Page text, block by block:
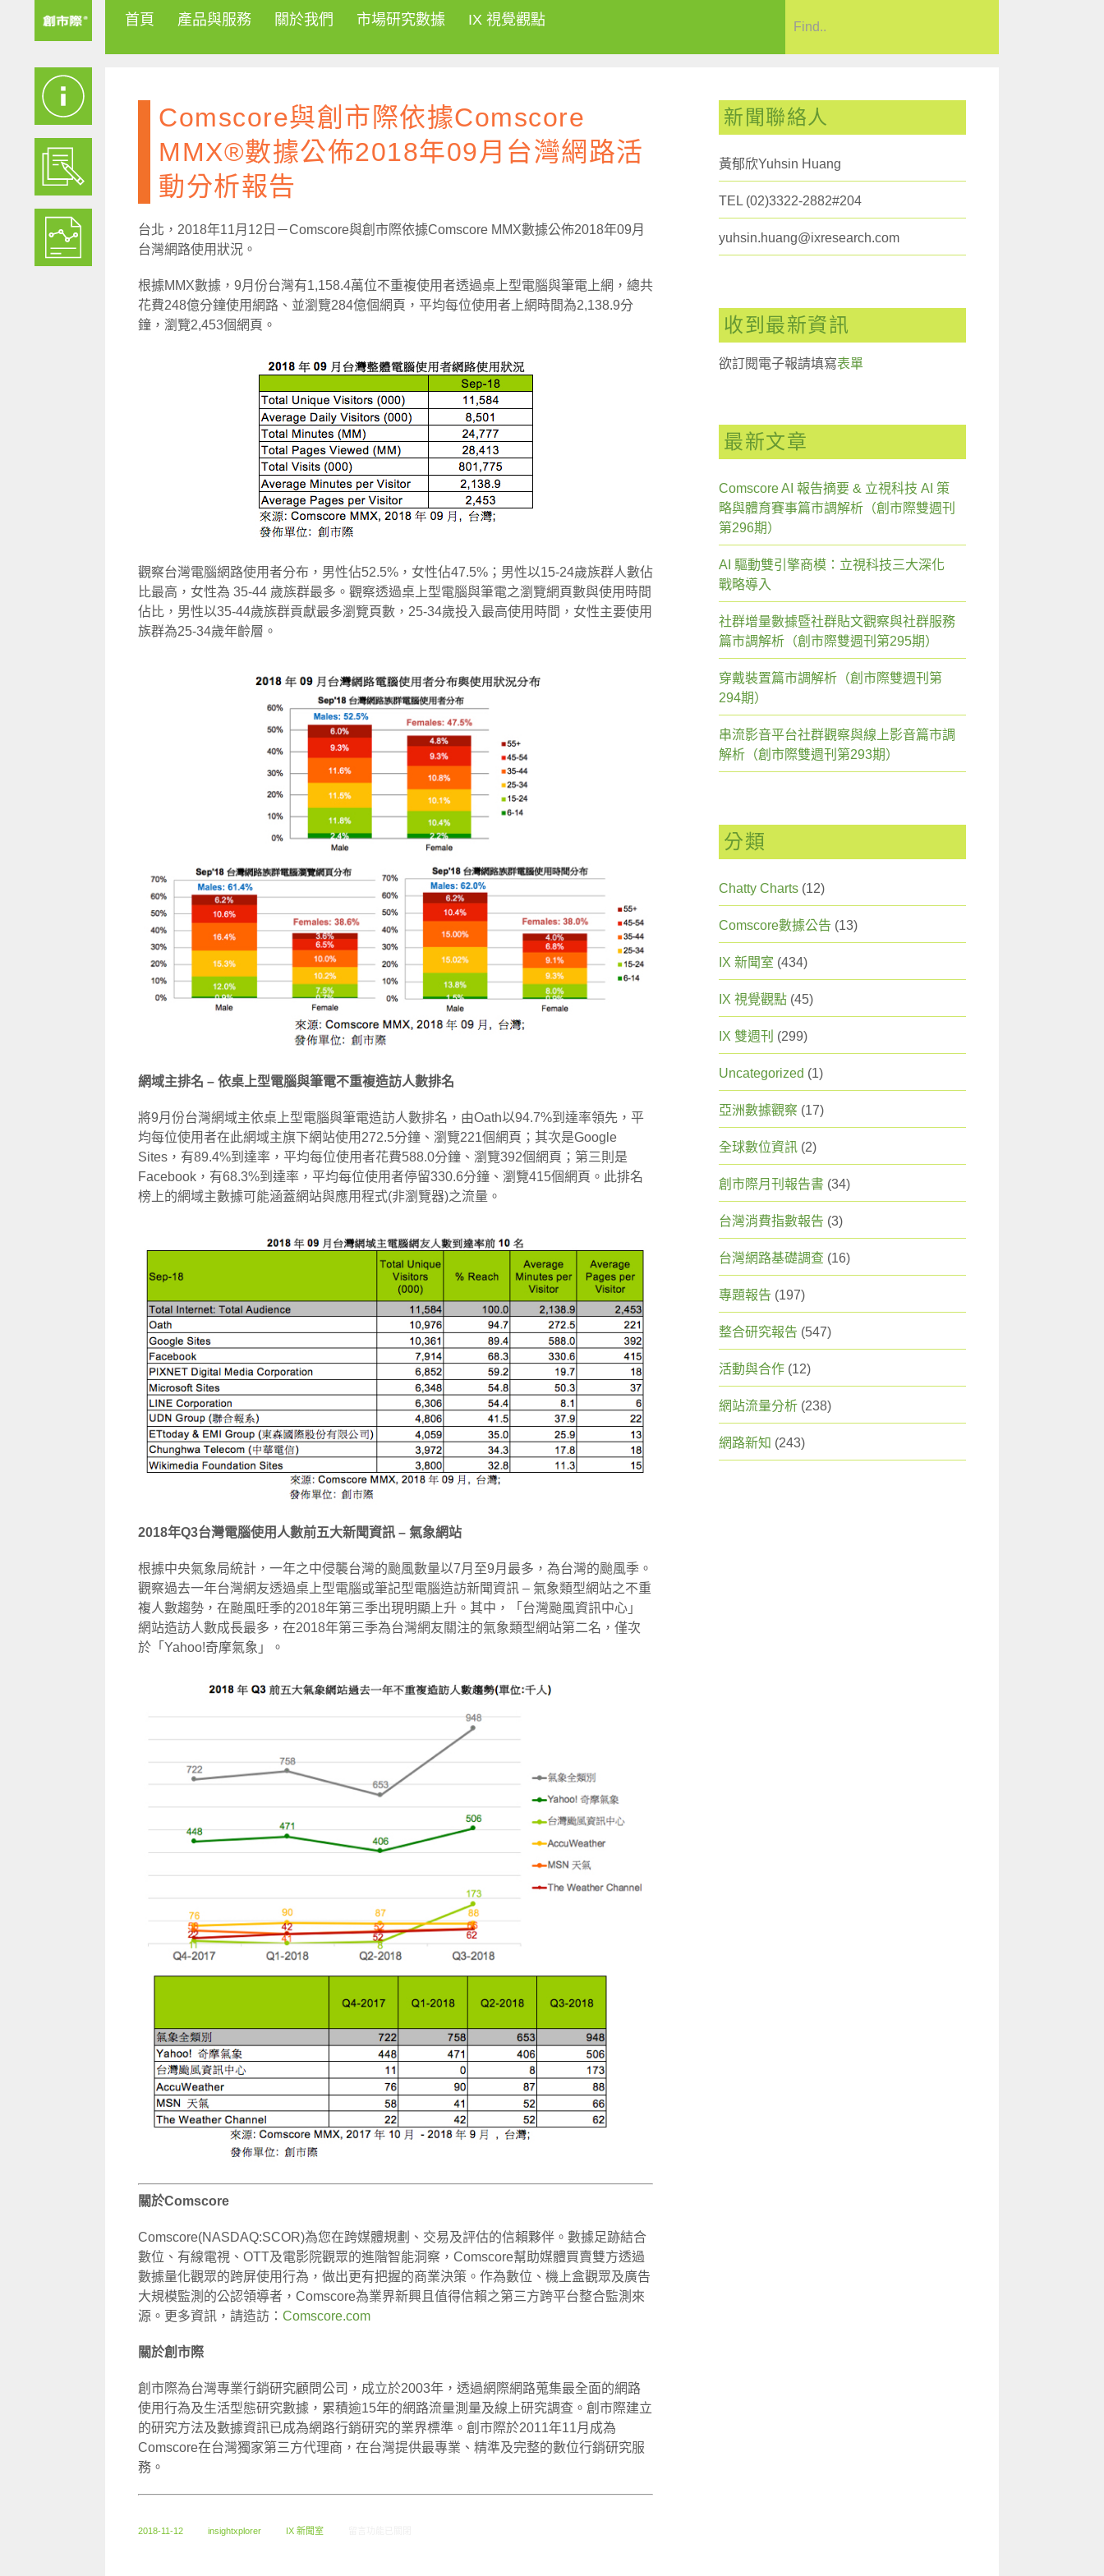
首頁 產品與服務 關於我們 市場研究數據 IX 視覺觀點
Comscore與創市際依據Comscore
MMX®數據公佈2018年09月台灣網路活
動分析報告
台北，2018年11月12日－Comscore與創市際依據Comscore MMX數據公佈2018年09月
台灣網路使用狀況。
根據MMX數據，9月份台灣有1,158.4萬位不重複使用者透過桌上型電腦與筆電上網，總共
花費248億分鐘使用網路、並瀏覽284億個網頁，平均每位使用者上網時間為2,138.9分
鐘，瀏覽2,453個網頁。
觀察台灣電腦網路使用者分布，男性佔52.5%，女性佔47.5%；男性以15-24歲族群人數佔
比最高，女性為 35-44 歲族群最多。觀察透過桌上型電腦與筆電之瀏覽網頁數與使用時間
佔比，男性以35-44歲族群貢獻最多瀏覽頁數，25-34歲投入最高使用時間，女性主要使用
族群為25-34歲年齡層。
網域主排名 – 依桌上型電腦與筆電不重複造訪人數排名
將9月份台灣網域主依桌上型電腦與筆電造訪人數排名，由Oath以94.7%到達率領先，平
均每位使用者在此網域主旗下網站使用272.5分鐘、瀏覽221個網頁；其次是Google
Sites，有89.4%到達率，平均每位使用者花費588.0分鐘、瀏覽392個網頁；第三則是
Facebook，有68.3%到達率，平均每位使用者停留330.6分鐘、瀏覽415個網頁。此排名
榜上的網域主數據可能涵蓋網站與應用程式(非瀏覽器)之流量。
2018年Q3台灣電腦使用人數前五大新聞資訊 – 氣象網站
根據中央氣象局統計，一年之中侵襲台灣的颱風數量以7月至9月最多，為台灣的颱風季。
觀察過去一年台灣網友透過桌上型電腦或筆記型電腦造訪新聞資訊 – 氣象類型網站之不重
複人數趨勢，在颱風旺季的2018年第三季出現明顯上升。其中，「台灣颱風資訊中心」
網站造訪人數成長最多，在2018年第三季為台灣網友關注的氣象類型網站第二名，僅次
於「Yahoo!奇摩氣象」。
關於Comscore
Comscore(NASDAQ:SCOR)為您在跨媒體規劃、交易及評估的信賴夥伴。數據足跡結合
數位、有線電視、OTT及電影院觀眾的進階智能洞察，Comscore幫助媒體買賣雙方透過
數據量化觀眾的跨屏使用行為，做出更有把握的商業決策。作為數位、機上盒觀眾及廣告
大規模監測的公認領導者，Comscore為業界新興且值得信賴之第三方跨平台整合監測來
源。更多資訊，請造訪： Comscore.com
關於創市際
創市際為台灣專業行銷研究顧問公司，成立於2003年，透過網際網路蒐集最全面的網路
使用行為及生活型態研究數據，累積逾15年的網路流量測量及線上研究調查。創市際建立
的研究方法及數據資訊已成為網路行銷研究的業界標準。創市際於2011年11月成為
Comscore在台灣獨家第三方代理商，在台灣提供最專業、精準及完整的數位行銷研究服
務。
2018-11-12 insightxplorer IX 新聞室
新聞聯絡人
黃郁欣Yuhsin Huang
TEL (02)3322-2882#204
yuhsin.huang@ixresearch.com
收到最新資訊
欲訂閱電子報請填寫表單
最新文章
Comscore AI 報告摘要 & 立視科技 AI 策
略與體育賽事篇市調解析（創市際雙週刊
第296期）
AI 驅動雙引擎商模：立視科技三大深化
戰略導入
社群增量數據暨社群貼文觀察與社群服務
篇市調解析（創市際雙週刊第295期）
穿戴裝置篇市調解析（創市際雙週刊第
294期）
串流影音平台社群觀察與線上影音篇市調
解析（創市際雙週刊第293期）
分類
Chatty Charts (12)
Comscore數據公告 (13)
IX 新聞室 (434)
IX 視覺觀點 (45)
IX 雙週刊 (299)
Uncategorized (1)
亞洲數據觀察 (17)
全球數位資訊 (2)
創市際月刊報告書 (34)
台灣消費指數報告 (3)
台灣網路基礎調查 (16)
專題報告 (197)
整合研究報告 (547)
活動與合作 (12)
網站流量分析 (238)
網路新知 (243)